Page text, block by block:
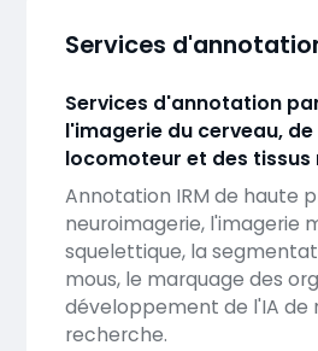
Services
Services d'annotation
l'imagerie du cerveau,
locomoteur et des tissus
Annotation IRM de haute
neuroimagerie, l'imagerie
squelettique, la
mous, le marquage des
développement de l'IA de
recherche.